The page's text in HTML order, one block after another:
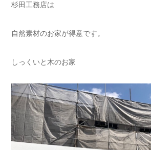
杉田工務店は
自然素材のお家が得意です。
しっくいと木のお家